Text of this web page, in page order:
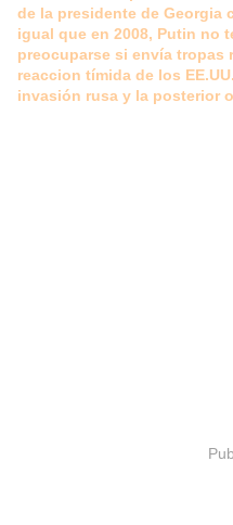
de la presidente de Georgia
igual que en 2008, Putin no
preocuparse si envía tropas
reaccion tímida de los
invasión rusa y la posterior